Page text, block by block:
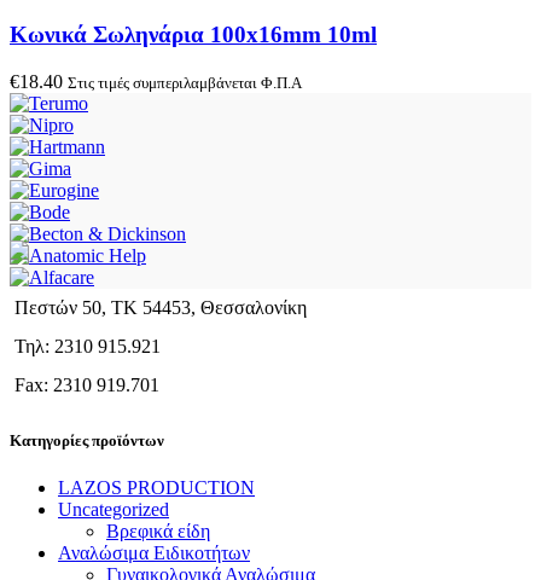
Κωνικά Σωληνάρια 100x16mm 10ml
€18.40 Στις τιμές συμπεριλαμβάνεται Φ.Π.Α
Πεστών 50, ΤΚ 54453, Θεσσαλονίκη
Τηλ: 2310 915.921
Fax: 2310 919.701
Κατηγορίες προϊόντων
LAZOS PRODUCTION
Uncategorized
Βρεφικά είδη
Αναλώσιμα Ειδικοτήτων
Γυναικολογικά Αναλώσιμα